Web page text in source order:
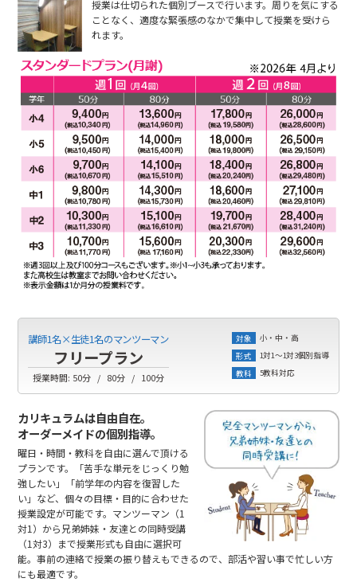
授業は仕切られた個別ブースで行います。周りを気にする
ことなく、適度な緊張感のなかで集中して授業を受けら
れます。
講師1名×生徒1名のマンツーマン
フリープラン
授業時間: 50分 80分 100分
対象
小・中・高
形式
1対1～1対3個別指導
教科
5教科対応
カリキュラムは自由自在。
オーダーメイドの個別指導。
曜日・時間・教科を自由に選んで頂ける
プランです。「苦手な単元をじっくり勉
強したい」「前学年の内容を復習した
い」など、個々の目標・目的に合わせた
授業設定が可能です。マンツーマン（1
対1）から兄弟姉妹・友達との同時受講
（1対3）まで授業形式も自由に選択可
能。事前の連絡で授業の振り替えもできるので、部活や習い事で忙しい方
にも最適です。